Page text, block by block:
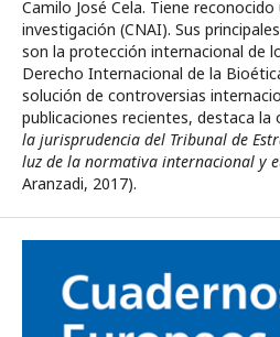
Camilo José Cela. Tiene
investigación (CNAI). Sus
son la protección internacional de
Derecho Internacional de la
solución de controversias
publicaciones recientes, destaca la
la jurisprudencia del Tribunal de
luz de la normativa internacional y
Aranzadi, 2017).